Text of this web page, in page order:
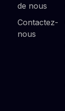
de nous
Contactez-
nous